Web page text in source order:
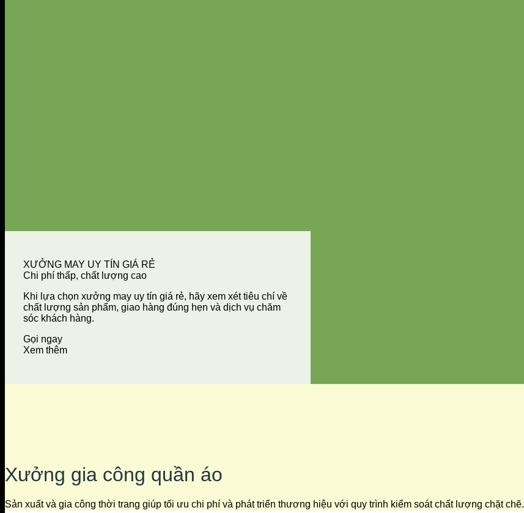
XƯỞNG MAY UY TÍN GIÁ RẺ
Chi phí thấp, chất lượng cao
Khi lựa chọn xưởng may uy tín giá rẻ, hãy xem xét tiêu chí về
chất lượng sản phẩm, giao hàng đúng hẹn và dịch vụ chăm
sóc khách hàng.
Gọi ngay
Xem thêm
Xưởng gia công quần áo
Sản xuất và gia công thời trang giúp tối ưu chi phí và phát triển thương hiệu với quy trình kiểm soát chất lượng chặt chẽ.